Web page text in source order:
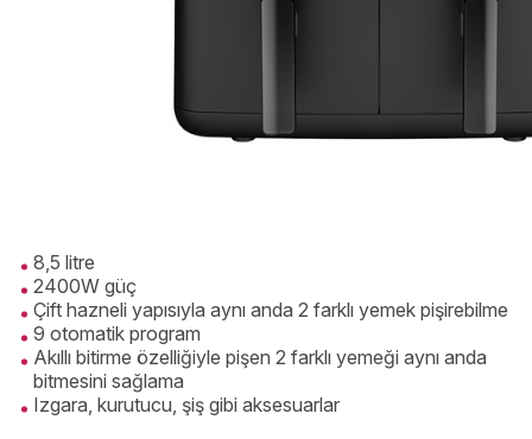
8,5 litre
2400W güç
Çift hazneli yapısıyla aynı anda 2 farklı yemek pişirebilme
9 otomatik program
Akıllı bitirme özelliğiyle pişen 2 farklı yemeği aynı anda
bitmesini sağlama
Izgara, kurutucu, şiş gibi aksesuarlar